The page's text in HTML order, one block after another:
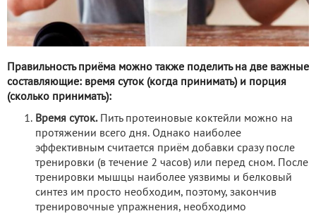
Правильность приёма можно также поделить на две важные
составляющие: время суток (когда принимать) и порция
(сколько принимать):
Время суток.Пить протеиновые коктейли можно на
протяжении всего дня. Однако наиболее
эффективным считается приём добавки сразу после
тренировки (в течение 2 часов) или перед сном. После
тренировки мышцы наиболее уязвимы и белковый
синтез им просто необходим, поэтому, закончив
тренировочные упражнения, необходимо